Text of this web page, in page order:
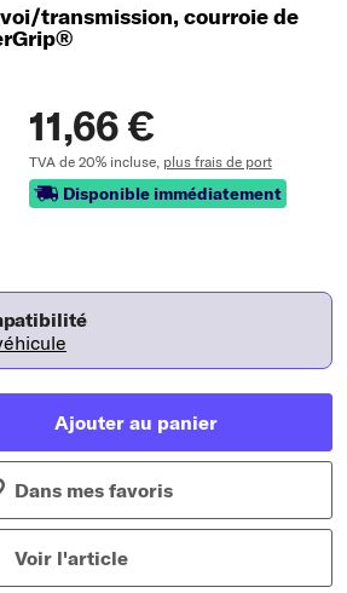
transmission, courroie de
11,66 €
TVA de 20% incluse, plus frais de port
Disponible immédiatement
Ajouter au panier
Dans mes favoris
Voir l'article